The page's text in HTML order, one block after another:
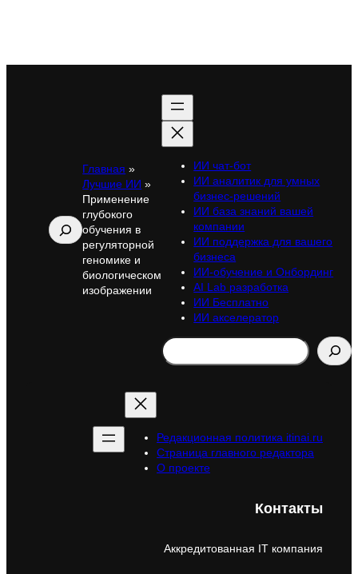
Поиск
Главная »
Лучшие ИИ »
Применение
глубокого
обучения в
регуляторной
геномике и
биологическом
изображении
ИИ чат-бот
ИИ аналитик для умных
бизнес-решений
ИИ база знаний вашей
компании
ИИ поддержка для вашего
бизнеса
ИИ-обучение и Онбординг
AI Lab разработка
ИИ Бесплатно
ИИ акселератор
Search
Редакционная политика itinai.ru
Страница главного редактора
О проекте
Контакты
Аккредитованная IT компания